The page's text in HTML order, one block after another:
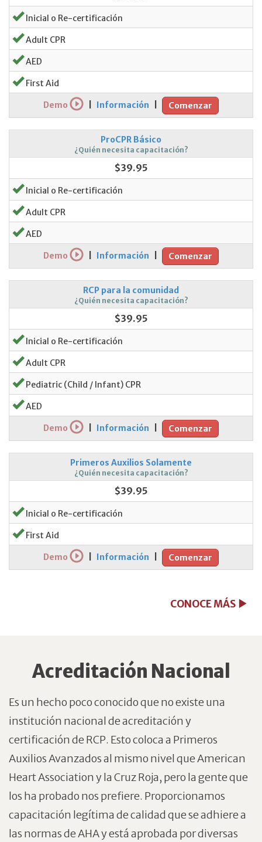
Inicial o Re-certificación
Adult CPR
AED
First Aid
Demo Información Comenzar
ProCPR Básico
¿Quién necesita capacitación?
$39.95
Inicial o Re-certificación
Adult CPR
AED
Demo Información Comenzar
RCP para la comunidad
¿Quién necesita capacitación?
$39.95
Inicial o Re-certificación
Adult CPR
Pediatric (Child / Infant) CPR
AED
Demo Información Comenzar
Primeros Auxilios Solamente
¿Quién necesita capacitación?
$39.95
Inicial o Re-certificación
First Aid
Demo Información Comenzar
CONOCE MÁS
Acreditación Nacional
Es un hecho poco conocido que no existe una
institución nacional de acreditación y
certificación de RCP. Esto coloca a Primeros
Auxilios Avanzados al mismo nivel que American
Heart Association y la Cruz Roja, pero la gente que
los ha probado nos prefiere. Proporcionamos
capacitación legítima de calidad que se adhiere a
las normas de AHA y está aprobada por diversas